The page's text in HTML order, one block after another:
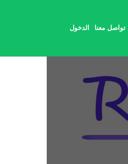
تواصل معنا الدخول